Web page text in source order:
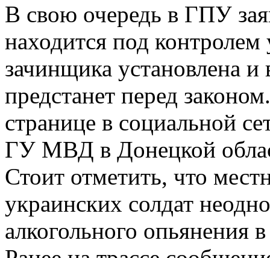
В свою очередь в ГПУ
находится под контролем
зачинщика установлена
предстанет перед
странице в социальной
ГУ МВД в Донецкой
Стоит отметить, что
украинских солдат
алкогольного опьянения